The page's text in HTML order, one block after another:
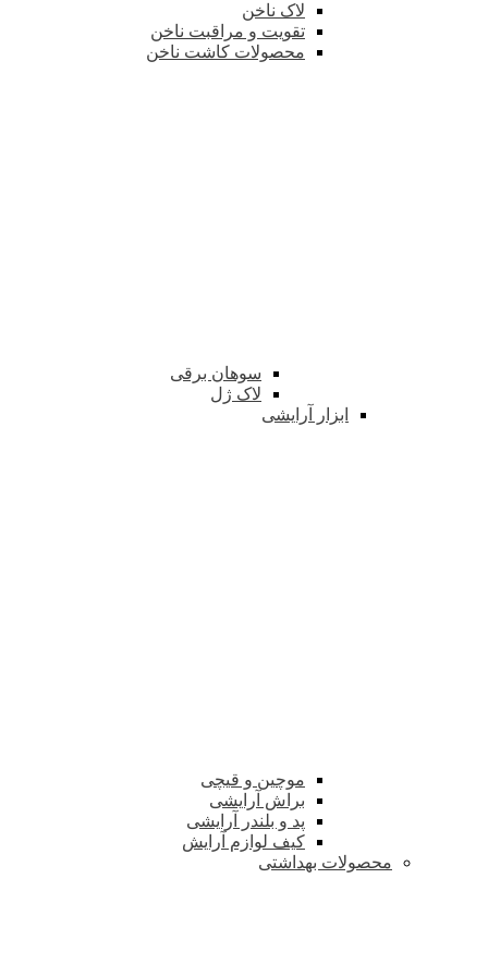
لاک ناخن
تقویت و مراقبت ناخن
محصولات کاشت ناخن
سوهان برقی
لاک ژل
ابزار آرایشی
موچین و قیچی
براش آرایشی
پد و بلندر آرایشی
کیف لوازم آرایش
محصولات بهداشتی